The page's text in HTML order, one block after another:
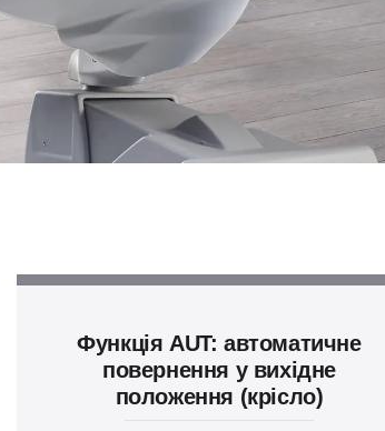
Функція AUT: автоматичне
повернення у вихідне
положення (крісло)